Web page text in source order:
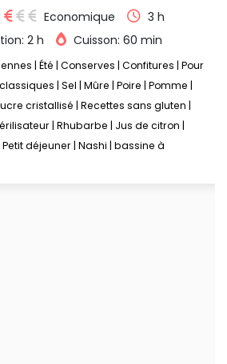
Economique
3 h
2 h
Cuisson: 60 min
Été Conserves Confitures Pour
Sel Mûre Poire Pomme
cristallisé Recettes sans gluten
Rhubarbe Jus de citron
Petit déjeuner Nashi bassine à